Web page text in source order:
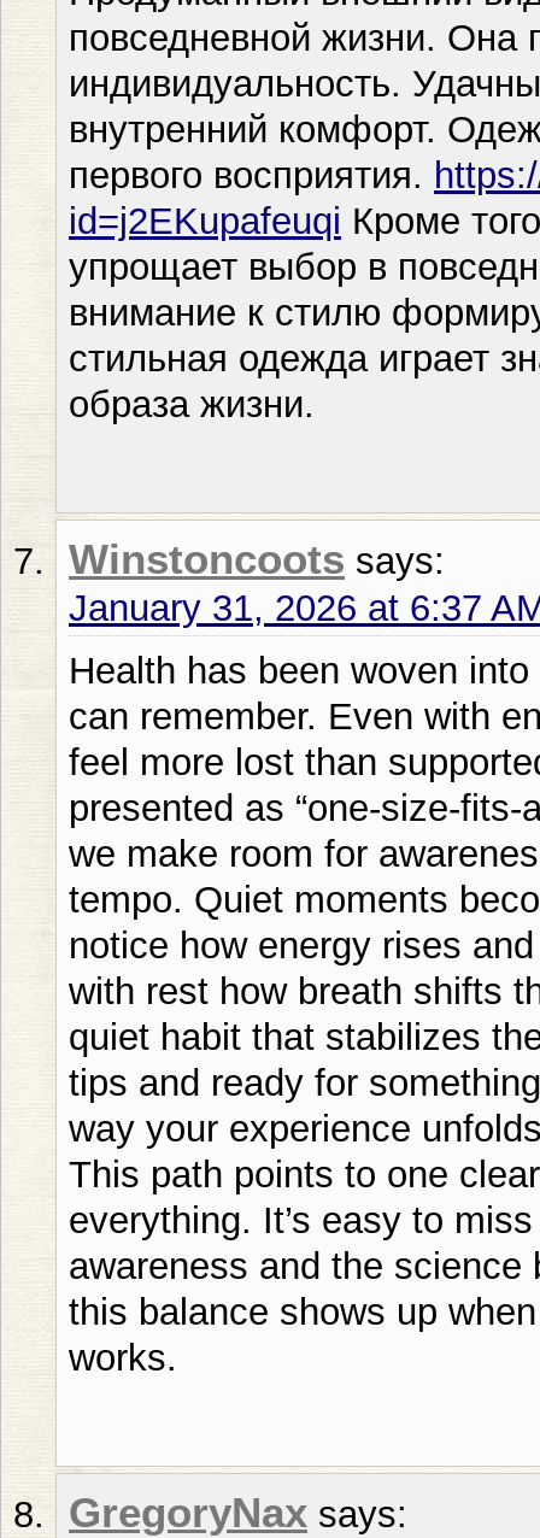
повседневной жизни. Она
индивидуальность.
внутренний комфорт.
первого восприятия.
id=j2EKupafeuqi Кроме
упрощает выбор в
внимание к стилю
стильная одежда играет
образа жизни.
Winstoncoots says:
January 31, 2026 at 6:37
Health has been woven
can remember. Even with
feel more lost than
presented as “one-size-
we make room for
tempo. Quiet moments
notice how energy rises
with rest how breath shifts
quiet habit that stabilizes
tips and ready for
way your experience
This path points to one
everything. It’s easy to
awareness and the science
this balance shows up
works.
GregoryNax says: